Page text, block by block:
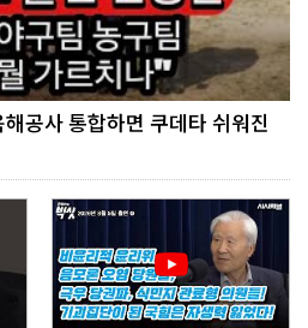
공사 통합하면 쿠데타 쉬워진